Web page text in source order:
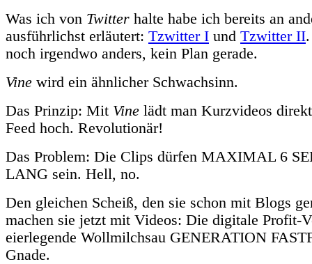
Was ich von Twitter halte habe ich bereits an
ausführlichst erläutert: Tzwitter I und Tzwitter II
noch irgendwo anders, kein Plan gerade.
Vine wird ein ähnlicher Schwachsinn.
Das Prinzip: Mit Vine lädt man Kurzvideos
Feed hoch. Revolutionär!
Das Problem: Die Clips dürfen MAXIMAL 6
LANG sein. Hell, no.
Den gleichen Scheiß, den sie schon mit Blogs
machen sie jetzt mit Videos: Die digitale Profit-
eierlegende Wollmilchsau GENERATION
Gnade.